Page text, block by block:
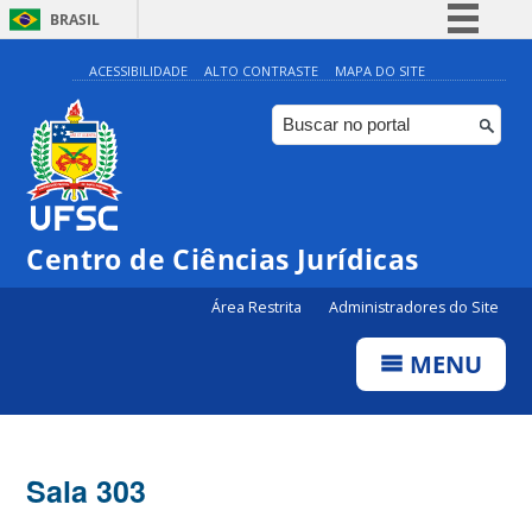
BRASIL
Simplifique!
Comunica BR
Participe
Canais
ACESSIBILIDADE ALTO CONTRASTE MAPA DO SITE
Centro de Ciências Jurídicas
Área Restrita Administradores do Site
MENU
Sala 303